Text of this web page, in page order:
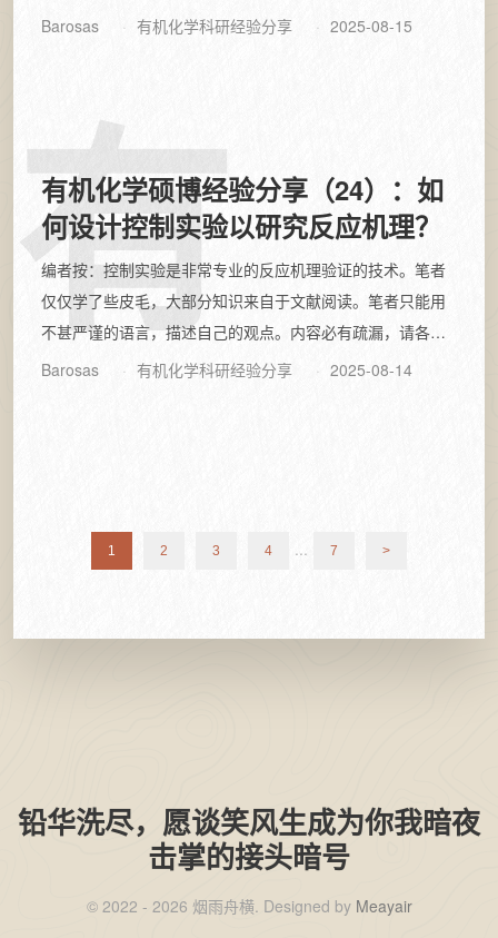
或限于文章篇幅和主旨不得不忍痛割爱，这...
Barosas 有机化学科研经验分享 2025-08-15
有
有机化学硕博经验分享（24）：如
何设计控制实验以研究反应机理？
编者按：控制实验是非常专业的反应机理验证的技术。笔者
仅仅学了些皮毛，大部分知识来自于文献阅读。笔者只能用
不甚严谨的语言，描述自己的观点。内容必有疏漏，请各位
读者批评指正。内容摘要：一、氘代标记实...
Barosas 有机化学科研经验分享 2025-08-14
1 2 3 4 ... 7 >
铅华洗尽，愿谈笑风生成为你我暗夜
击掌的接头暗号
©️ 2022 - 2026 烟雨舟横. Designed by Meayair